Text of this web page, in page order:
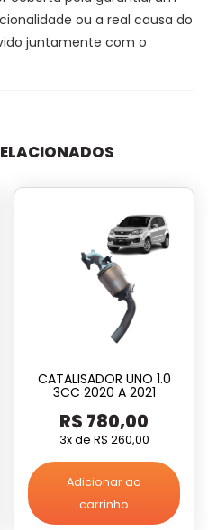
ou a real causa do
juntamente com o
CATALISADOR UNO 1.0
3CC 2020 A 2021
R$ 780,00
3x de R$ 260,00
Adicionar ao
carrinho